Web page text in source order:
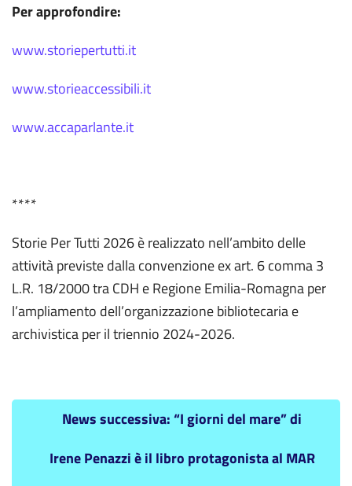
Per approfondire:
www.storiepertutti.it
www.storieaccessibili.it
www.accaparlante.it
****
Storie Per Tutti 2026 è realizzato nell’ambito delle
attività previste dalla convenzione ex art. 6 comma 3
L.R. 18/2000 tra CDH e Regione Emilia-Romagna per
l’ampliamento dell’organizzazione bibliotecaria e
archivistica per il triennio 2024-2026.
News successiva: “I giorni del mare” di
Irene Penazzi è il libro protagonista al MAR